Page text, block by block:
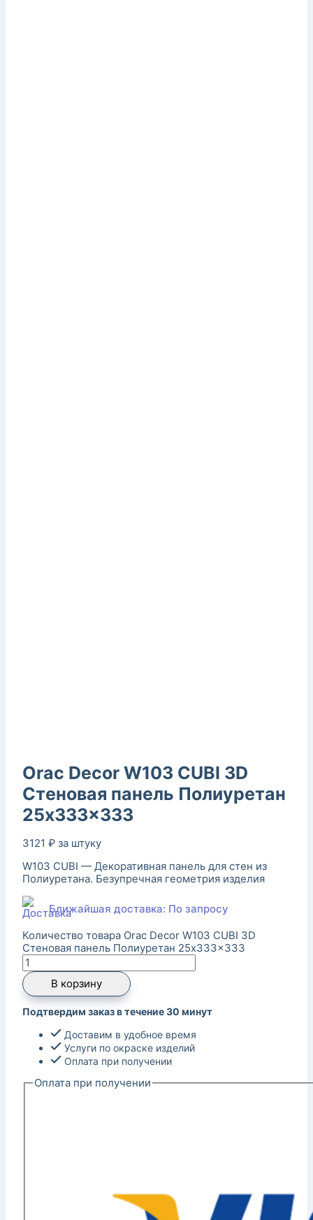
Orac Decor W103 CUBI 3D
Стеновая панель Полиуретан
25x333x333
3121 ₽ за штуку
W103 CUBI — Декоративная панель для стен из
Полиуретана. Безупречная геометрия изделия
Ближайшая доставка: По запросу
Количество товара Orac Decor W103 CUBI 3D
Стеновая панель Полиуретан 25x333x333
В корзину
Подтвердим заказ в течение 30 минут
Доставим в удобное время
Услуги по окраске изделий
Оплата при получении
Оплата при получении